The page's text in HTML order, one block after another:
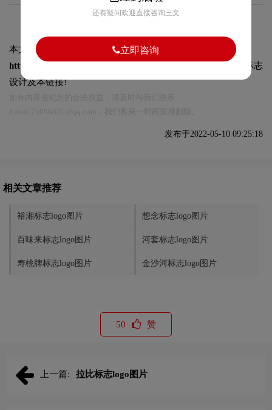
本文标题和链接
香雪标志logo图片:
https://logo9.net/works/8987.html
转载时请注明出处为诗宸标志
设计及本链接!
发布于2022-05-10 09:25:18
相关文章推荐
裕湘标志logo图片 想念标志logo图片
百味来标志logo图片 河套标志logo图片
寿桃牌标志logo图片 金沙河标志logo图片
50 赞
上一篇: 拉比标志logo图片
还有疑问欢迎直接咨询三文
立即咨询